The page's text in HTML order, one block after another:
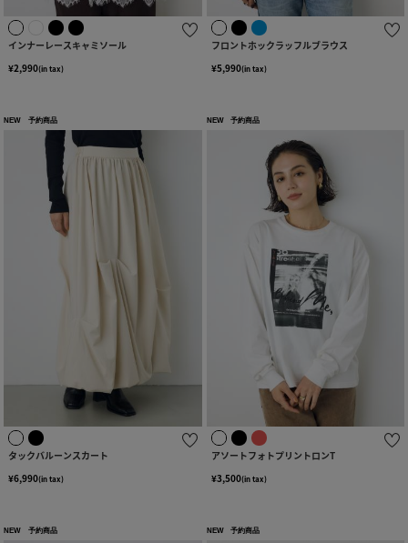
インナーレースキャミソール
¥2,990(in tax)
フロントホックラッフルブラウス
¥5,990(in tax)
NEW 予約商品
タックバルーンスカート
¥6,990(in tax)
NEW 予約商品
アソートフォトプリントロンT
¥3,500(in tax)
NEW 予約商品 NEW 予約商品